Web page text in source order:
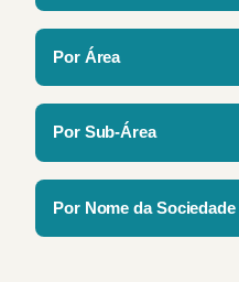
Por Área
Por Sub-Área
Por Nome da Sociedade